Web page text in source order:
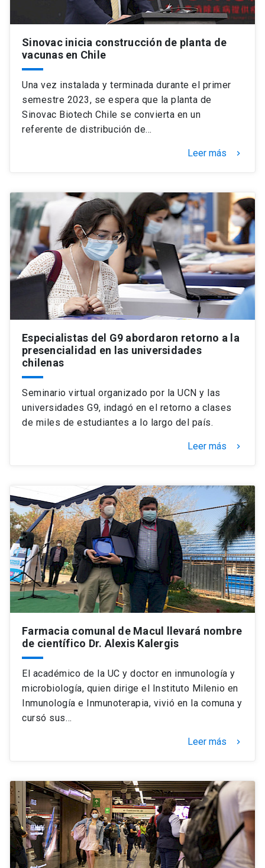
Sinovac inicia construcción de planta de
vacunas en Chile
Una vez instalada y terminada durante el primer
semestre 2023, se espera que la planta de
Sinovac Biotech Chile se convierta en un
referente de distribución de…
Leer más keyboard_arrow_right
Especialistas del G9 abordaron retorno a la
presencialidad en las universidades
chilenas
Seminario virtual organizado por la UCN y las
universidades G9, indagó en el retorno a clases
de miles de estudiantes a lo largo del país.
Leer más keyboard_arrow_right
Farmacia comunal de Macul llevará nombre
de científico Dr. Alexis Kalergis
El académico de la UC y doctor en inmunología y
microbiología, quien dirige el Instituto Milenio en
Inmunología e Inmunoterapia, vivió en la comuna y
cursó sus…
Leer más keyboard_arrow_right